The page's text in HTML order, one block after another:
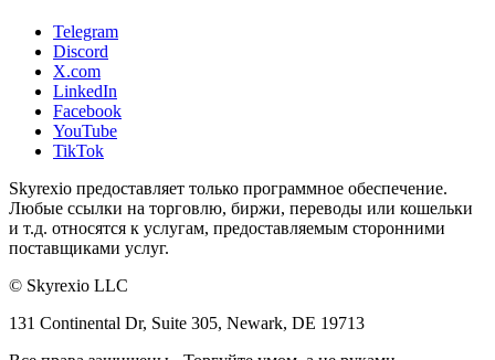
Telegram
Discord
X.com
LinkedIn
Facebook
YouTube
TikTok
Skyrexio предоставляет только программное обеспечение.
Любые ссылки на торговлю, биржи, переводы или кошельки
и т.д. относятся к услугам, предоставляемым сторонними
поставщиками услуг.
© Skyrexio LLC
131 Continental Dr, Suite 305, Newark, DE 19713